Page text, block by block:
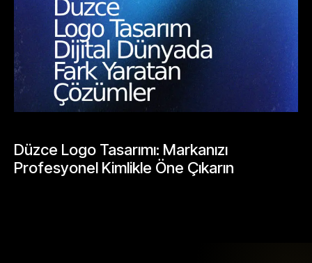
Düzce Logo Tasarımı: Markanızı
Profesyonel Kimlikle Öne Çıkarın